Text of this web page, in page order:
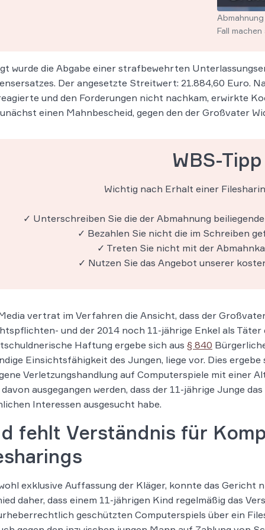
Fall
wurde die Abgabe einer strafbewehrten
Der angesetzte Streitwert: 21.884,60 Euro.
und den Forderungen nicht nachkam, erwirkte
einen Mahnbescheid, gegen den der Großvater
WBS-Tipp
Wichtig nach Erhalt einer
✓ Unterschreiben Sie die der Abmahnung
✓ Bezahlen Sie nicht die im Schreiben
✓ Treten Sie nicht mit der
✓ Nutzen Sie das Angebot unserer
vertrat im Verfahren die Ansicht, dass der
und der 2014 noch 11-jährige Enkel als
Haftung ergebe sich aus § 840
Einsichtsfähigkeit des Jungen, liege vor. Dies ergebe
Verletzungshandlung auf Computerspiele mit einer
davon ausgegangen werden, dass der 11-jährige Junge
Interessen ausgesucht habe.
fehlt Verständnis für
exklusive Auffassung der Kläger, konnte das Gericht
daher, dass einem 11-jährigen Kind regelmäßig das
geschützten Computerspiels über ein